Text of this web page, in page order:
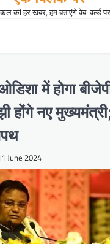
की हर खबर, हम बताएंगे वेब-वर्ल्ड पर
में होगा
होंगे नए मुख्यमंत्री;
June 2024